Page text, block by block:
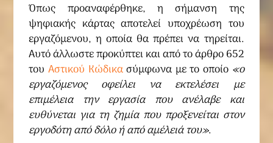
Όπως προαναφέρθηκε, η σήμανση της
ψηφιακής κάρτας αποτελεί υποχρέωση του
εργαζόμενου, η οποία θα πρέπει να τηρείται.
Αυτό άλλωστε προκύπτει και από το άρθρο 652
τουΑστικού Κώδικασύμφωνα με το οποίο «ο
εργαζόμενος οφείλει να εκτελέσει με
επιμέλεια την εργασία που ανέλαβε και
ευθύνεται για τη ζημία που προξενείται στον
εργοδότη από δόλο ή από αμέλειά του».